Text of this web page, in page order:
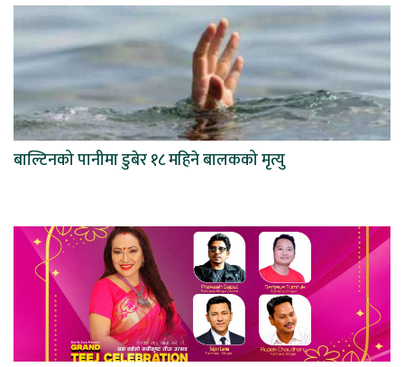
बाल्टिनको पानीमा डुबेर १८ महिने बालकको मृत्यु